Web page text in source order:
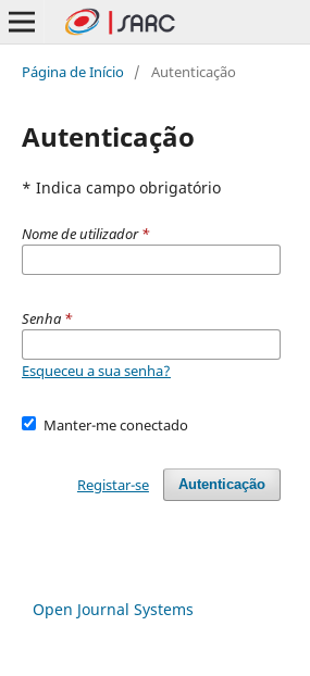
Página de Início / Autenticação
Autenticação
* Indica campo obrigatório
Nome de utilizador*
Senha *
Esqueceu a sua senha?
Manter-me conectado
Autenticação
Registar-se
Open Journal Systems